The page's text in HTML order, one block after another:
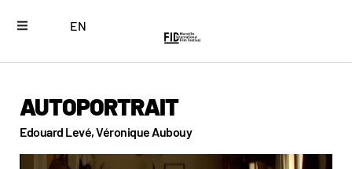
EN
AUTOPORTRAIT
Edouard Levé, Véronique Aubouy